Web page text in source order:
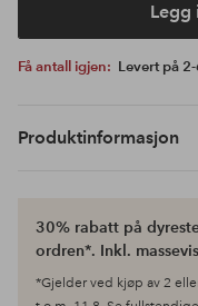
Legg
Få antall igjen: Levert på
Produktinformasjon
30% rabatt på
ordren*. Inkl.
*Gjelder ved kjøp av 2